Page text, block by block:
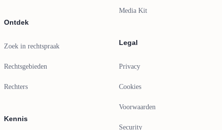
Ontdek
Zoek in rechtspraak
Rechtsgebieden
Rechters
Kennis
Media Kit
Legal
Privacy
Cookies
Voorwaarden
Security